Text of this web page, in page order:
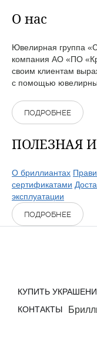
О нас
Ювелирная группа
компания АО «ПО
своим клиентам
с помощью
ПОДРОБНЕЕ
ПОЛЕЗНАЯ
О бриллиантах
сертификатами
эксплуатации
ПОДРОБНЕЕ
КУПИТЬ
КОНТАКТЫ